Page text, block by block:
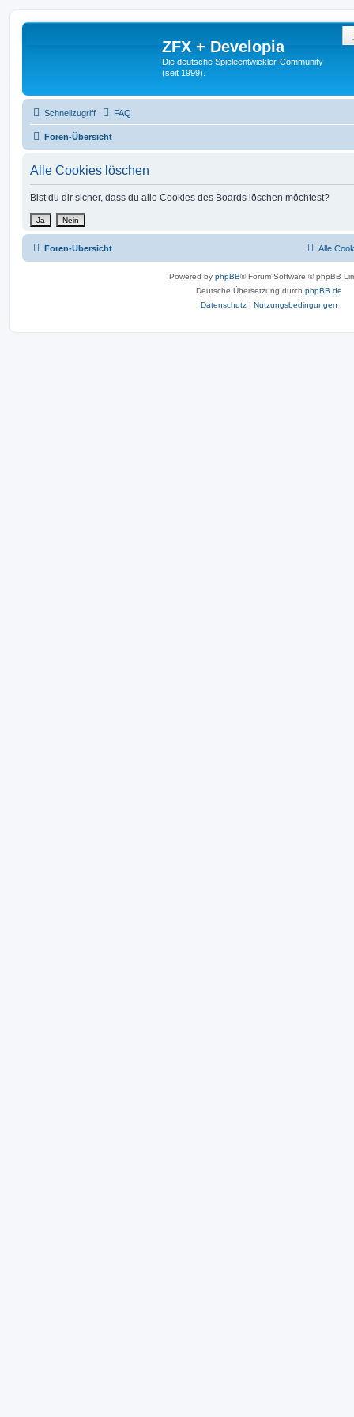
ZFX + Developia
Die deutsche Spieleentwickler-Community
(seit 1999).
Schnellzugriff FAQ
Foren-Übersicht
Alle Cookies löschen
Bist du dir sicher, dass du alle Cookies des Boards löschen möchtest?
Foren-Übersicht Alle
Powered by phpBB® Forum Software © phpBB
Deutsche Übersetzung durch phpBB.de
Datenschutz | Nutzungsbedingungen